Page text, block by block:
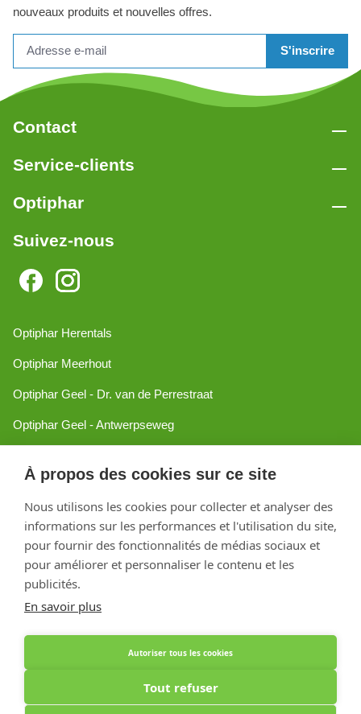
À propos des cookies sur ce site
Nous utilisons les cookies pour collecter et analyser des
informations sur les performances et l'utilisation du site,
pour fournir des fonctionnalités de médias sociaux et
pour améliorer et personnaliser le contenu et les
publicités.
En savoir plus
Autoriser tous les cookies
Tout refuser
nouveaux produits et nouvelles offres.
S'inscrire
Contact
Service-clients
Optiphar
Suivez-nous
Optiphar Herentals
Optiphar Meerhout
Optiphar Geel - Dr. van de Perrestraat
Optiphar Geel - Antwerpseweg
Optiphar Mol
Créé avec Shopware